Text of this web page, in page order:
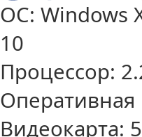
ОС: Windows
10
Процессор:
Оперативная
Видеокарта: